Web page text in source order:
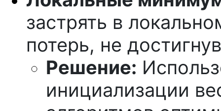
застрять в
потерь, не
Решение:
инициализации